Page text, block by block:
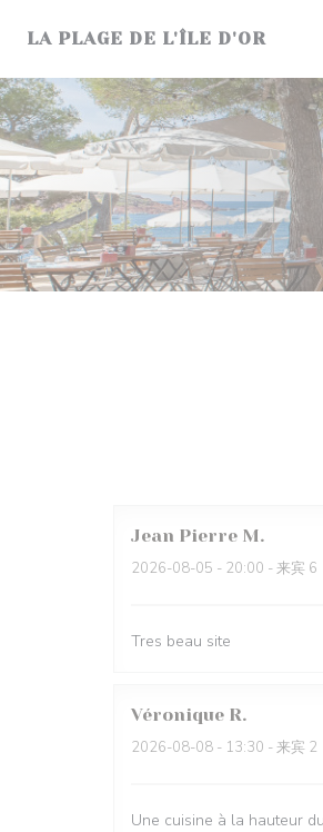
LA PLAGE DE L'ÎLE D'OR
Jean Pierre M
2026-08-05 - 20:00 - 来宾 6
Tres beau site
Véronique R
2026-08-08 - 13:30 - 来宾 2
Une cuisine à la hauteur